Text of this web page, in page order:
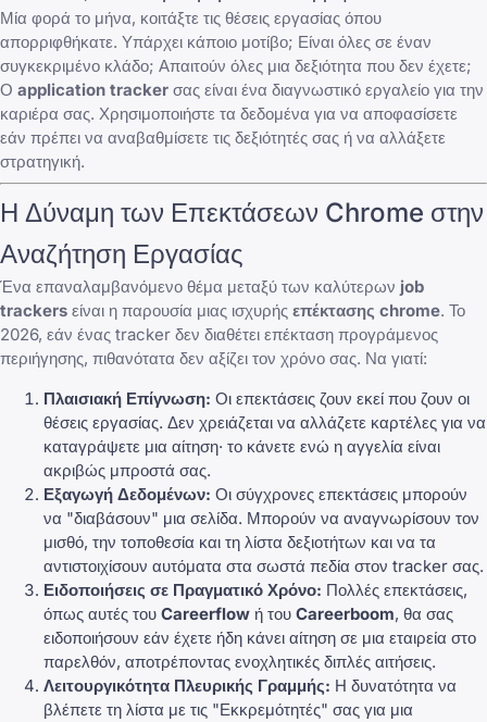
Μία φορά το μήνα, κοιτάξτε τις θέσεις εργασίας όπου
απορριφθήκατε. Υπάρχει κάποιο μοτίβο; Είναι όλες σε έναν
συγκεκριμένο κλάδο; Απαιτούν όλες μια δεξιότητα που δεν έχετε;
Ο application tracker σας είναι ένα διαγνωστικό εργαλείο για την
καριέρα σας. Χρησιμοποιήστε τα δεδομένα για να αποφασίσετε
εάν πρέπει να αναβαθμίσετε τις δεξιότητές σας ή να αλλάξετε
στρατηγική.
Η Δύναμη των Επεκτάσεων Chrome στην
Αναζήτηση Εργασίας
Ένα επαναλαμβανόμενο θέμα μεταξύ των καλύτερων job
trackers είναι η παρουσία μιας ισχυρής επέκτασης chrome. Το
2026, εάν ένας tracker δεν διαθέτει επέκταση προγράμενος
περιήγησης, πιθανότατα δεν αξίζει τον χρόνο σας. Να γιατί:
Πλαισιακή Επίγνωση: Οι επεκτάσεις ζουν εκεί που ζουν οι
θέσεις εργασίας. Δεν χρειάζεται να αλλάζετε καρτέλες για να
καταγράψετε μια αίτηση· το κάνετε ενώ η αγγελία είναι
ακριβώς μπροστά σας.
Εξαγωγή Δεδομένων: Οι σύγχρονες επεκτάσεις μπορούν
να "διαβάσουν" μια σελίδα. Μπορούν να αναγνωρίσουν τον
μισθό, την τοποθεσία και τη λίστα δεξιοτήτων και να τα
αντιστοιχίσουν αυτόματα στα σωστά πεδία στον tracker σας.
Ειδοποιήσεις σε Πραγματικό Χρόνο: Πολλές επεκτάσεις,
όπως αυτές του Careerflow ή του Careerboom, θα σας
ειδοποιήσουν εάν έχετε ήδη κάνει αίτηση σε μια εταιρεία στο
παρελθόν, αποτρέποντας ενοχλητικές διπλές αιτήσεις.
Λειτουργικότητα Πλευρικής Γραμμής: Η δυνατότητα να
βλέπετε τη λίστα με τις "Εκκρεμότητές" σας για μια